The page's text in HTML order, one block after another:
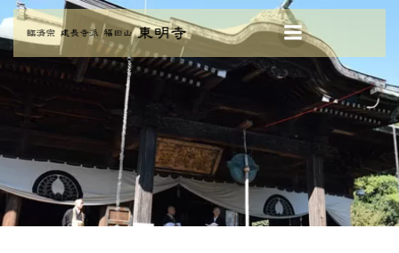
コ
ン
テ
ン
ス
キ
ッ
プ